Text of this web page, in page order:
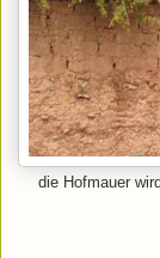
die Hofmauer